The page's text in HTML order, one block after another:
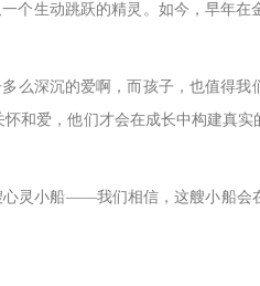
个生动跳跃的精灵。如今，早年在
么深沉的爱啊，而孩子，也值得我
和爱，他们才会在成长中构建真实
灵小船——我们相信，这艘小船会